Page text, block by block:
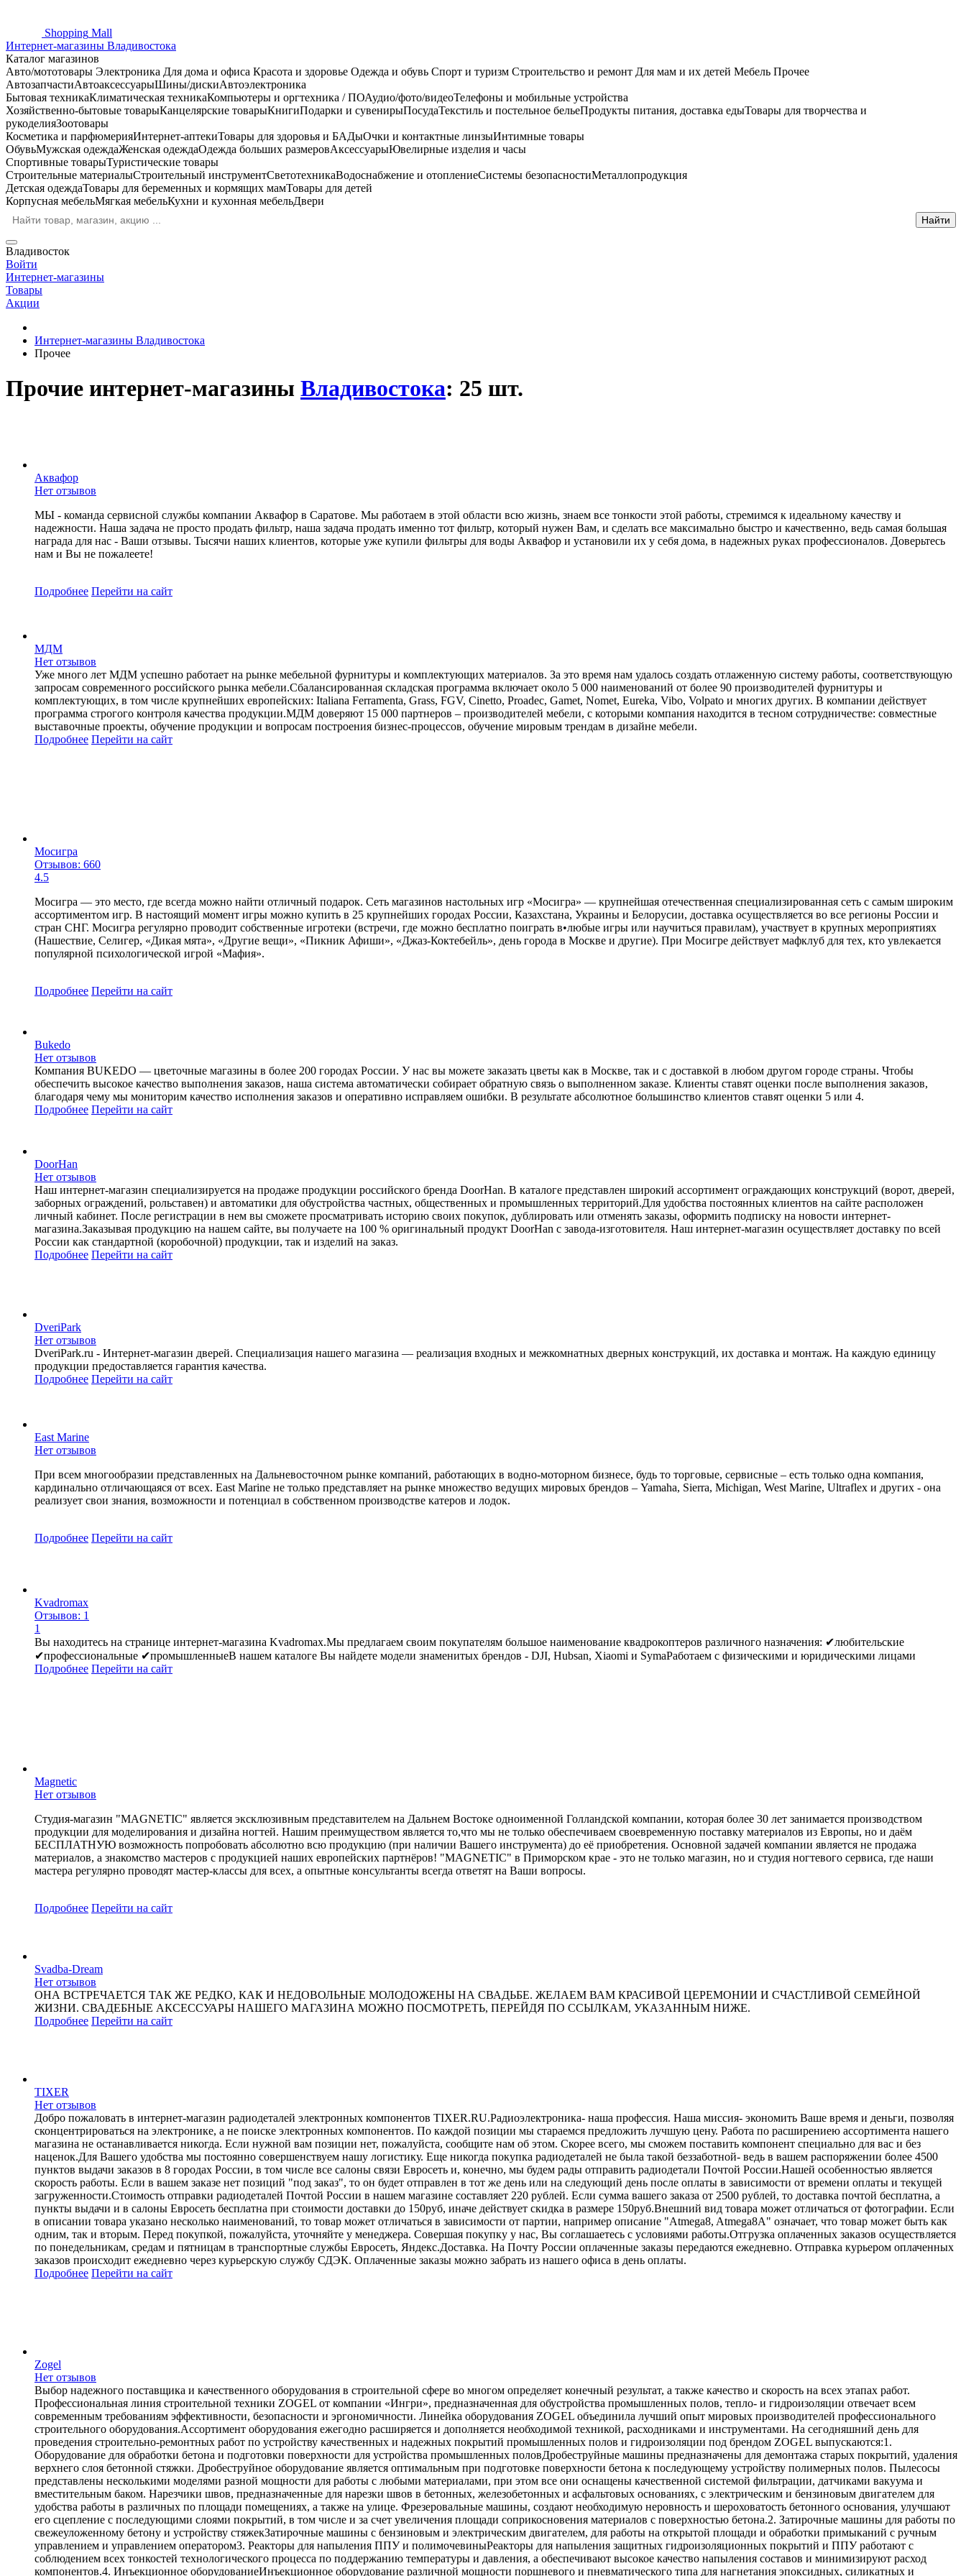
Shopping Mall
Интернет-магазины Владивостока
Каталог магазинов
Авто/мототовары Электроника Для дома и офиса Красота и здоровье Одежда и обувь Спорт и туризм Строительство и ремонт Для мам и их детей Мебель Прочее
АвтозапчастиАвтоаксессуарыШины/дискиАвтоэлектроника
Бытовая техникаКлиматическая техникаКомпьютеры и оргтехника / ПОАудио/фото/видеоТелефоны и мобильные устройства
Хозяйственно-бытовые товарыКанцелярские товарыКнигиПодарки и сувенирыПосудаТекстиль и постельное бельеПродукты питания, доставка едыТовары для творчества и
рукоделияЗоотовары
Косметика и парфюмерияИнтернет-аптекиТовары для здоровья и БАДыОчки и контактные линзыИнтимные товары
ОбувьМужская одеждаЖенская одеждаОдежда больших размеровАксессуарыЮвелирные изделия и часы
Спортивные товарыТуристические товары
Строительные материалыСтроительный инструментСветотехникаВодоснабжение и отоплениеСистемы безопасностиМеталлопродукция
Детская одеждаТовары для беременных и кормящих мамТовары для детей
Корпусная мебельМягкая мебельКухни и кухонная мебельДвери
Владивосток
Войти
Интернет-магазины
Товары
Акции
Интернет-магазины Владивостока
Прочее
Прочие интернет-магазины Владивостока: 25 шт.
Аквафор
Нет отзывов
МЫ - команда сервисной службы компании Аквафор в Саратове. Мы работаем в этой области всю жизнь, знаем все тонкости этой работы, стремимся к идеальному качеству и
надежности. Наша задача не просто продать фильтр, наша задача продать именно тот фильтр, который нужен Вам, и сделать все максимально быстро и качественно, ведь самая большая
награда для нас - Ваши отзывы. Тысячи наших клиентов, которые уже купили фильтры для воды Аквафор и установили их у себя дома, в надежных руках профессионалов. Доверьтесь
нам и Вы не пожалеете!
Подробнее Перейти на сайт
МДМ
Нет отзывов
Уже много лет МДМ успешно работает на рынке мебельной фурнитуры и комплектующих материалов. За это время нам удалось создать отлаженную систему работы, соответствующую
запросам современного российского рынка мебели.Сбалансированная складская программа включает около 5 000 наименований от более 90 производителей фурнитуры и
комплектующих, в том числе крупнейших европейских: Italiana Ferramenta, Grass, FGV, Cinetto, Proadec, Gamet, Nomet, Eureka, Vibo, Volpato и многих других. В компании действует
программа строгого контроля качества продукции.МДМ доверяют 15 000 партнеров – производителей мебели, с которыми компания находится в тесном сотрудничестве: совместные
выставочные проекты, обучение продукции и вопросам построения бизнес-процессов, обучение мировым трендам в дизайне мебели.
Подробнее Перейти на сайт
Мосигра
Отзывов: 660
4.5
Мосигра — это место, где всегда можно найти отличный подарок. Сеть магазинов настольных игр «Мосигра» — крупнейшая отечественная специализированная сеть с самым широким
ассортиментом игр. В настоящий момент игры можно купить в 25 крупнейших городах России, Казахстана, Украины и Белорусии, доставка осуществляется во все регионы России и
стран СНГ. Мосигра регулярно проводит собственные игротеки (встречи, где можно бесплатно поиграть в•любые игры или научиться правилам), участвует в крупных мероприятиях
(Нашествие, Селигер, «Дикая мята», «Другие вещи», «Пикник Афиши», «Джаз-Коктебейль», день города в Москве и другие). При Мосигре действует мафклуб для тех, кто увлекается
популярной психологической игрой «Мафия».
Подробнее Перейти на сайт
Bukedo
Нет отзывов
Компания BUKEDO — цветочные магазины в более 200 городах России. У нас вы можете заказать цветы как в Москве, так и с доставкой в любом другом городе страны. Чтобы
обеспечить высокое качество выполнения заказов, наша система автоматически собирает обратную связь о выполненном заказе. Клиенты ставят оценки после выполнения заказов,
благодаря чему мы мониторим качество исполнения заказов и оперативно исправляем ошибки. В результате абсолютное большинство клиентов ставят оценки 5 или 4.
Подробнее Перейти на сайт
DoorHan
Нет отзывов
Наш интернет-магазин специализируется на продаже продукции российского бренда DoorHan. В каталоге представлен широкий ассортимент ограждающих конструкций (ворот, дверей,
заборных ограждений, рольставен) и автоматики для обустройства частных, общественных и промышленных территорий.Для удобства постоянных клиентов на сайте расположен
личный кабинет. После регистрации в нем вы сможете просматривать историю своих покупок, дублировать или отменять заказы, оформить подписку на новости интернет-
магазина.Заказывая продукцию на нашем сайте, вы получаете на 100 % оригинальный продукт DoorHan с завода-изготовителя. Наш интернет-магазин осуществляет доставку по всей
России как стандартной (коробочной) продукции, так и изделий на заказ.
Подробнее Перейти на сайт
DveriPark
Нет отзывов
DveriPark.ru - Интернет-магазин дверей. Специализация нашего магазина — реализация входных и межкомнатных дверных конструкций, их доставка и монтаж. На каждую единицу
продукции предоставляется гарантия качества.
Подробнее Перейти на сайт
East Marine
Нет отзывов
При всем многообразии представленных на Дальневосточном рынке компаний, работающих в водно-моторном бизнесе, будь то торговые, сервисные – есть только одна компания,
кардинально отличающаяся от всех. East Marine не только представляет на рынке множество ведущих мировых брендов – Yamaha, Sierra, Michigan, West Marine, Ultraflex и других - она
реализует свои знания, возможности и потенциал в собственном производстве катеров и лодок.
Подробнее Перейти на сайт
Kvadromax
Отзывов: 1
1
Вы находитесь на странице интернет-магазина Kvadromax.Мы предлагаем своим покупателям большое наименование квадрокоптеров различного назначения: ✔любительские
✔профессиональные ✔промышленныеВ нашем каталоге Вы найдете модели знаменитых брендов - DJI, Hubsan, Xiaomi и SymaРаботаем с физическими и юридическими лицами
Подробнее Перейти на сайт
Magnetic
Нет отзывов
Студия-магазин "MAGNETIC" является эксклюзивным представителем на Дальнем Востоке одноименной Голландской компании, которая более 30 лет занимается производством
продукции для моделирования и дизайна ногтей. Нашим преимуществом является то,что мы не только обеспечиваем своевременную поставку материалов из Европы, но и даём
БЕСПЛАТНУЮ возможность попробовать абсолютно всю продукцию (при наличии Вашего инструмента) до её приобретения. Основной задачей компании является не продажа
материалов, а знакомство мастеров с продукцией наших европейских партнёров! "MAGNETIC" в Приморском крае - это не только магазин, но и студия ногтевого сервиса, где наши
мастера регулярно проводят мастер-классы для всех, а опытные консультанты всегда ответят на Ваши вопросы.
Подробнее Перейти на сайт
Svadba-Dream
Нет отзывов
ОНА ВСТРЕЧАЕТСЯ ТАК ЖЕ РЕДКО, КАК И НЕДОВОЛЬНЫЕ МОЛОДОЖЕНЫ НА СВАДЬБЕ. ЖЕЛАЕМ ВАМ КРАСИВОЙ ЦЕРЕМОНИИ И СЧАСТЛИВОЙ СЕМЕЙНОЙ
ЖИЗНИ. СВАДЕБНЫЕ АКСЕССУАРЫ НАШЕГО МАГАЗИНА МОЖНО ПОСМОТРЕТЬ, ПЕРЕЙДЯ ПО ССЫЛКАМ, УКАЗАННЫМ НИЖЕ.
Подробнее Перейти на сайт
TIXER
Нет отзывов
Добро пожаловать в интернет-магазин радиодеталей электронных компонентов TIXER.RU.Радиоэлектроника- наша профессия. Наша миссия- экономить Ваше время и деньги, позволяя
сконцентрироваться на электронике, а не поиске электронных компонентов. По каждой позиции мы стараемся предложить лучшую цену. Работа по расширениею ассортимента нашего
магазина не останавливается никогда. Если нужной вам позиции нет, пожалуйста, сообщите нам об этом. Скорее всего, мы сможем поставить компонент специально для вас и без
наценок.Для Вашего удобства мы постоянно совершенствуем нашу логистику. Еще никогда покупка радиодеталей не была такой беззаботной- ведь в вашем распоряжении более 4500
пунктов выдачи заказов в 8 городах России, в том числе все салоны связи Евросеть и, конечно, мы будем рады отправить радиодетали Почтой России.Нашей особенностью является
скорость работы. Если в вашем заказе нет позиций "под заказ", то он будет отправлен в тот же день или на следующий день после оплаты в зависимости от времени оплаты и текущей
загруженности.Стоимость отправки радиодеталей Почтой России в нашем магазине составляет 220 рублей. Если сумма вашего заказа от 2500 рублей, то доставка почтой бесплатна, а
пункты выдачи и в салоны Евросеть бесплатна при стоимости доставки до 150руб, иначе действует скидка в размере 150руб.Внешний вид товара может отличаться от фотографии. Если
в описании товара указано несколько наименований, то товар может отличаться в зависимости от партии, например описание "Atmega8, Atmega8A" означает, что товар может быть как
одним, так и вторым. Перед покупкой, пожалуйста, уточняйте у менеджера. Совершая покупку у нас, Вы соглашаетесь с условиями работы.Отгрузка оплаченных заказов осуществляется
по понедельникам, средам и пятницам в транспортные службы Евросеть, Яндекс.Доставка. На Почту России оплаченные заказы передаются ежедневно. Отправка курьером оплаченных
заказов происходит ежедневно через курьерскую службу СДЭК. Оплаченные заказы можно забрать из нашего офиса в день оплаты.
Подробнее Перейти на сайт
Zogel
Нет отзывов
Выбор надежного поставщика и качественного оборудования в строительной сфере во многом определяет конечный результат, а также качество и скорость на всех этапах работ.
Профессиональная линия строительной техники ZOGEL от компании «Ингри», предназначенная для обустройства промышленных полов, тепло- и гидроизоляции отвечает всем
современным требованиям эффективности, безопасности и эргономичности. Линейка оборудования ZOGEL объединила лучший опыт мировых производителей профессионального
строительного оборудования.Ассортимент оборудования ежегодно расширяется и дополняется необходимой техникой, расходниками и инструментами. На сегодняшний день для
проведения строительно-ремонтных работ по устройству качественных и надежных покрытий промышленных полов и гидроизоляции под брендом ZOGEL выпускаются:1.
Оборудование для обработки бетона и подготовки поверхности для устройства промышленных половДробеструйные машины предназначены для демонтажа старых покрытий, удаления
верхнего слоя бетонной стяжки. Дробеструйное оборудование является оптимальным при подготовке поверхности бетона к последующему устройству полимерных полов. Пылесосы
представлены несколькими моделями разной мощности для работы с любыми материалами, при этом все они оснащены качественной системой фильтрации, датчиками вакуума и
вместительным баком. Нарезчики швов, предназначенные для нарезки швов в бетонных, железобетонных и асфальтовых основаниях, с электрическим и бензиновым двигателем для
удобства работы в различных по площади помещениях, а также на улице. Фрезеровальные машины, создают необходимую неровность и шероховатость бетонного основания, улучшают
его сцепление с последующими слоями покрытий, в том числе и за счет увеличения площади соприкосновения материалов с поверхностью бетона.2. Затирочные машины для работы по
свежеуложенному бетону и устройству стяжекЗатирочные машины с бензиновым и электрическим двигателем, для работы на открытой площади и обработки примыканий с ручным
управлением и управлением оператором3. Реакторы для напыления ППУ и полимочевиныРеакторы для напыления защитных гидроизоляционных покрытий и ППУ работают с
соблюдением всех тонкостей технологического процесса по поддержанию температуры и давления, а обеспечивают высокое качество напыления составов и минимизируют расход
компонентов.4. Инъекционное оборудованиеИнъекционное оборудование различной мощности поршневого и пневматического типа для нагнетания эпоксидных, силикатных и